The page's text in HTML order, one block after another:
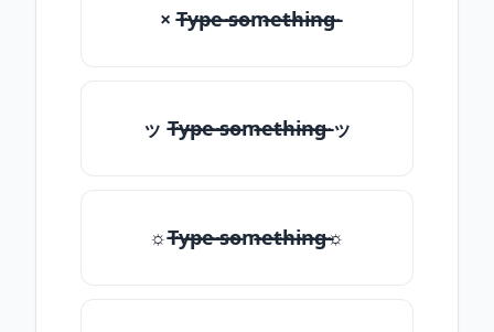
× T̶̴y̶̴p̶̴e̶̴ ̶̴s̶̴o̶̴m̶̴e̶̴t̶̴h̶̴i̶̴n̶̴g̶̴
ッ T̶̴y̶̴p̶̴e̶̴ ̶̴s̶̴o̶̴m̶̴e̶̴t̶̴h̶̴i̶̴n̶̴g̶̴ ッ
☼T̶̴y̶̴p̶̴e̶̴ ̶̴s̶̴o̶̴m̶̴e̶̴t̶̴h̶̴i̶̴n̶̴g̶̴☼